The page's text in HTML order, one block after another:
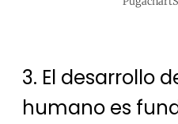
3. El desarrollo
humano es